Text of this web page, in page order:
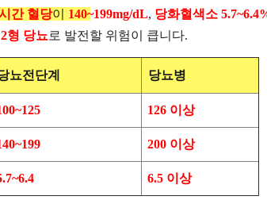
간 혈당이 140~199mg/dL, 당화혈색소
2형 당뇨 로 발전할 위험이 큽니다.
뇨전단계 당뇨병
126 이상
200 이상
6.5 이상